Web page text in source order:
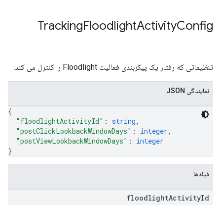
TrackingFloodlightActivityConfig
تنظیماتی که رفتار یک پیکربندی فعالیت Floodlight را کنترل می کند.
نمایندگی JSON
{
"floodlightActivityId" : string,
"postClickLookbackWindowDays" : integer,
"postViewLookbackWindowDays" : integer
}
فیلدها
floodlightActivityId